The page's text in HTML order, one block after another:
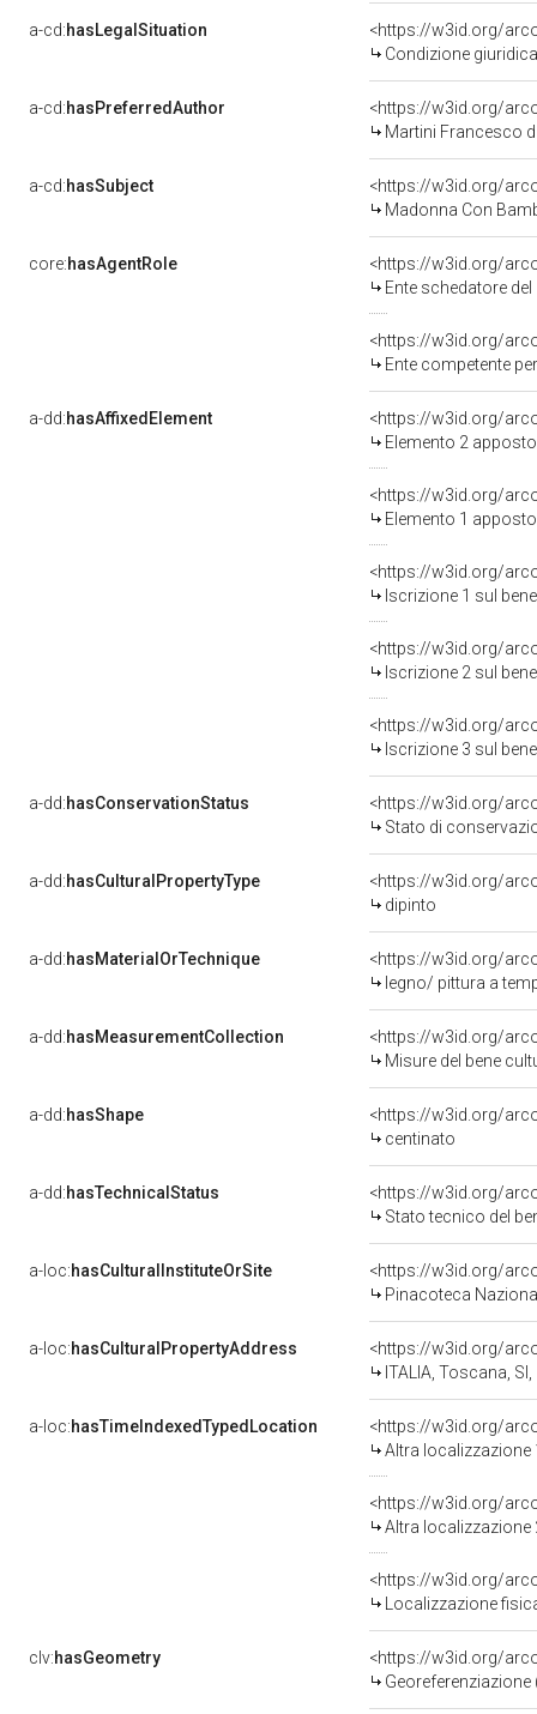
a-cd:hasLegalSituation
Condizione
a-cd:hasPreferredAuthor
<https://w3id.org/
Martini Francesco
a-cd:hasSubject
<https://w3id.org/
Madonna Con
core:hasAgentRole
<https://w3id.org/
Ente schedatore del bene
<https://w3id.org/
Ente competente
a-dd:hasAffixedElement
<https://w3id.org/
Elemento 2
<https://w3id.org/
Elemento 1
<https://w3id.org/
Iscrizione 1 sul
<https://w3id.org/
Iscrizione 2 sul
<https://w3id.org/
Iscrizione 3 sul
a-dd:hasConservationStatus
<https://w3id.org/
Stato di
a-dd:hasCulturalPropertyType
<https://w3id.org/
dipinto
a-dd:hasMaterialOrTechnique
<https://w3id.org/
legno/ pittura a
a-dd:hasMeasurementCollection
<https://w3id.org/
Misure del bene
a-dd:hasShape
<https://w3id.org/
centinato
a-dd:hasTechnicalStatus
<https://w3id.org/
Stato tecnico del
a-loc:hasCulturalInstituteOrSite
<https://w3id.org/
Pinacoteca
a-loc:hasCulturalPropertyAddress
<https://w3id.org/
ITALIA, Toscana, SI,
a-loc:hasTimeIndexedTypedLocation
<https://w3id.org/
Altra localizzazione
<https://w3id.org/
Altra localizzazione
<https://w3id.org/
Localizzazione
clv:hasGeometry
<https://w3id.org/